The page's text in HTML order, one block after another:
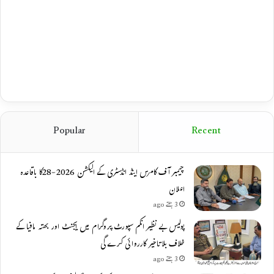
Recent
Popular
چیمبر آف کامرس اینڈ انڈسٹری کے الیکشن 2026-28کا باقاعدہ
اعلان
3 ہفتے ago
پولیس بے نظیر انکم سپورٹ پروگرام میں ایجنٹ اور بھتہ مافیا کے
خلاف بلاتاخیر کارروائی کرے گی
3 ہفتے ago